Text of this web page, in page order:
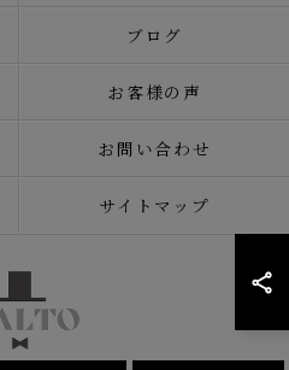
ブログ
お客様の声
お問い合わせ
サイトマップ